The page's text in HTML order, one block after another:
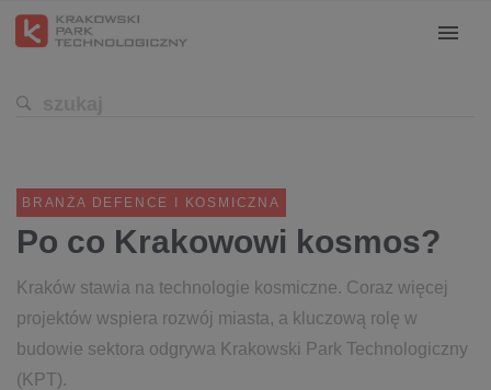
BRANŻA DEFENCE I KOSMICZNA
Po co Krakowowi kosmos?
Kraków stawia na technologie kosmiczne. Coraz więcej
projektów wspiera rozwój miasta, a kluczową rolę w
budowie sektora odgrywa Krakowski Park Technologiczny
(KPT).